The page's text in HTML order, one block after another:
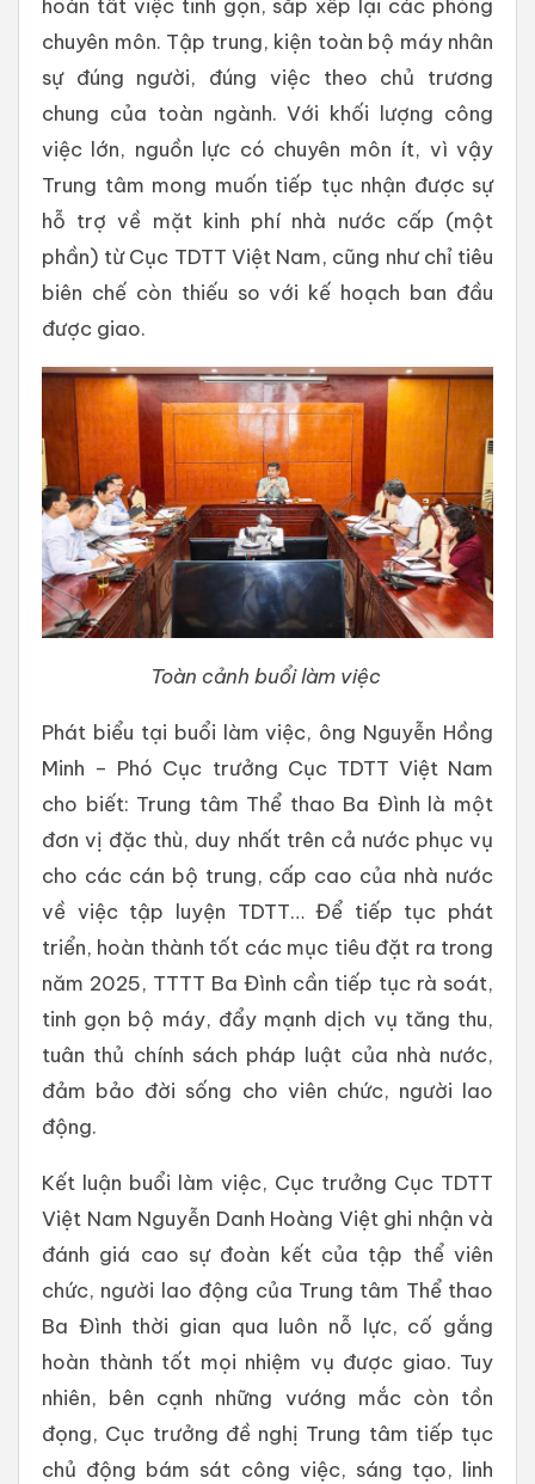
hoàn tất việc tinh gọn, sắp xếp lại các phòng
chuyên môn. Tập trung, kiện toàn bộ máy nhân
sự đúng người, đúng việc theo chủ trương
chung của toàn ngành. Với khối lượng công
việc lớn, nguồn lực có chuyên môn ít, vì vậy
Trung tâm mong muốn tiếp tục nhận được sự
hỗ trợ về mặt kinh phí nhà nước cấp (một
phần) từ Cục TDTT Việt Nam, cũng như chỉ tiêu
biên chế còn thiếu so với kế hoạch ban đầu
được giao.
Toàn cảnh buổi làm việc
Phát biểu tại buổi làm việc, ông Nguyễn Hồng
Minh – Phó Cục trưởng Cục TDTT Việt Nam
cho biết: Trung tâm Thể thao Ba Đình là một
đơn vị đặc thù, duy nhất trên cả nước phục vụ
cho các cán bộ trung, cấp cao của nhà nước
về việc tập luyện TDTT… Để tiếp tục phát
triển, hoàn thành tốt các mục tiêu đặt ra trong
năm 2025, TTTT Ba Đình cần tiếp tục rà soát,
tinh gọn bộ máy, đẩy mạnh dịch vụ tăng thu,
tuân thủ chính sách pháp luật của nhà nước,
đảm bảo đời sống cho viên chức, người lao
động.
Kết luận buổi làm việc, Cục trưởng Cục TDTT
Việt Nam Nguyễn Danh Hoàng Việt ghi nhận và
đánh giá cao sự đoàn kết của tập thể viên
chức, người lao động của Trung tâm Thể thao
Ba Đình thời gian qua luôn nỗ lực, cố gắng
hoàn thành tốt mọi nhiệm vụ được giao. Tuy
nhiên, bên cạnh những vướng mắc còn tồn
đọng, Cục trưởng đề nghị Trung tâm tiếp tục
chủ động bám sát công việc, sáng tạo, linh